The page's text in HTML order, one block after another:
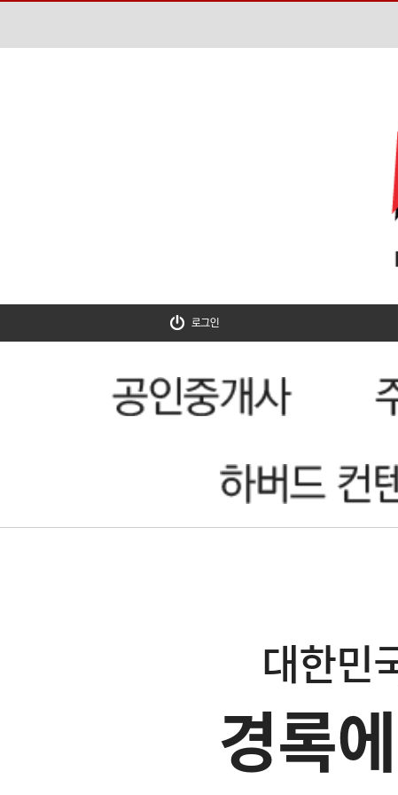
대한민
경록